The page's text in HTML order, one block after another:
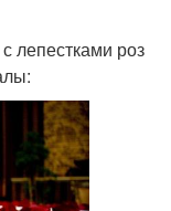
лепестками роз